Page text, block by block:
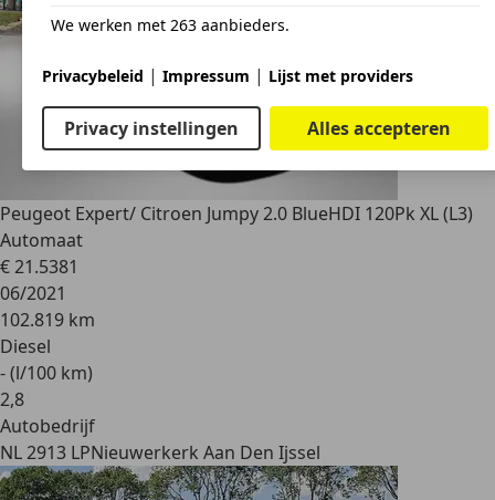
Peugeot Expert/ Citroen Jumpy 2.0 BlueHDI 120Pk XL (L3)
Automaat
€ 21.5381
06/2021
102.819 km
Diesel
- (l/100 km)
2,8
Autobedrijf
NL 2913 LPNieuwerkerk Aan Den Ijssel
We werken met 263 aanbieders.
Privacybeleid | Impressum | Lijst met providers
Privacy instellingen Alles accepteren